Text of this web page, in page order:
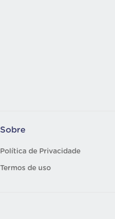
Sobre
Política de Privacidade
Termos de uso